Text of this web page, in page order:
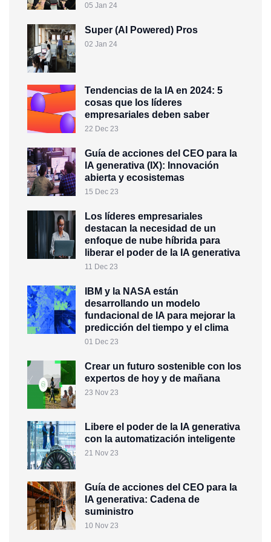
05 Jan 24
Super (AI Powered) Pros
02 Jan 24
Tendencias de la IA en 2024: 5
cosas que los líderes
empresariales deben saber
22 Dec 23
Guía de acciones del CEO para la
IA generativa (IX): Innovación
abierta y ecosistemas
15 Dec 23
Los líderes empresariales
destacan la necesidad de un
enfoque de nube híbrida para
liberar el poder de la IA generativa
11 Dec 23
IBM y la NASA están
desarrollando un modelo
fundacional de IA para mejorar la
predicción del tiempo y el clima
01 Dec 23
Crear un futuro sostenible con los
expertos de hoy y de mañana
23 Nov 23
Libere el poder de la IA generativa
con la automatización inteligente
21 Nov 23
Guía de acciones del CEO para la
IA generativa: Cadena de
suministro
10 Nov 23